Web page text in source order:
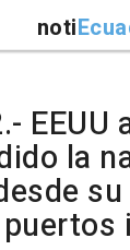
noti
EEUU
la